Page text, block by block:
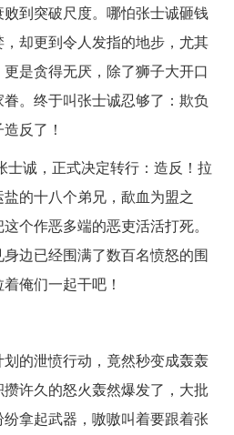
到突破尺度。哪怕张士诚砸钱
却更到令人发指的地步，尤其
是贪得无厌，除了狮子大开口
。终于叫张士诚忍够了：欺负
反了！
士诚，正式决定转行：造反！拉
的十八个弟兄，歃血为盟之
个作恶多端的恶吏活活打死。
边已经围满了数百名愤怒的围
俺们一起干吧！
的泄愤行动，竟然秒变成轰轰
许久的怒火轰然爆发了，大批
拿起武器，嗷嗷叫着要跟着张